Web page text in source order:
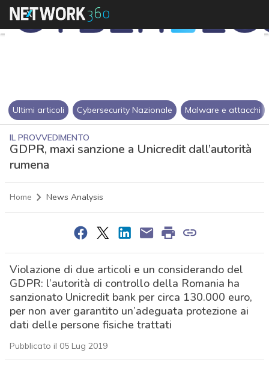
Ultimi articoli Cybersecurity Nazionale Malware e attacchi
IL PROVVEDIMENTO
GDPR, maxi sanzione a Unicredit dall’autorità
rumena
Home News Analysis
Violazione di due articoli e un considerando del
GDPR: l’autorità di controllo della Romania ha
sanzionato Unicredit bank per circa 130.000 euro,
per non aver garantito un’adeguata protezione ai
dati delle persone fisiche trattati
Pubblicato il 05 Lug 2019